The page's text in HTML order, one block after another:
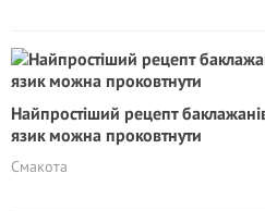
Найпростіший рецепт
язик можна проковтнути
Смакота